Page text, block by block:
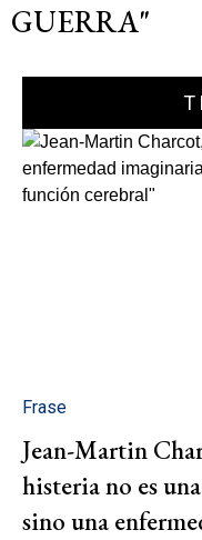
GUERRA"
Frase
Jean-Martin
histeria no es
sino una